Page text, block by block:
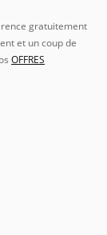
gratuitement
et un coup de
OFFRES